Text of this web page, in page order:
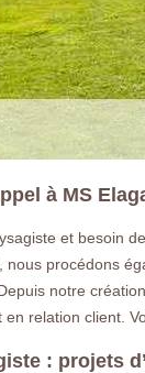
à MS
et besoin
procédons
notre
relation client.
: projets